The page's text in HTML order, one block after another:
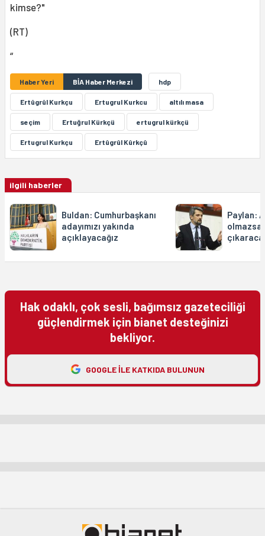
kimse?"
(RT)
“
Haber Yeri BİA Haber Merkezi hdp
Ertûgrûl Kurkçu Ertugrul Kurkcu altılı masa
seçim Ertuğrul Kürkçü ertugrul kürkçü
Ertugrul Kurkçu Ertûgrûl Kûrkçû
ilgili haberler
Buldan: Cumhurbaşkanı
adayımızı yakında
açıklayacağız
Paylan:
olmazsa
Hak odaklı, çok sesli, bağımsız gazeteciliği
güçlendirmek için bianet desteğinizi
bekliyor.
GOOGLE ILE KATKIDA BULUNUN